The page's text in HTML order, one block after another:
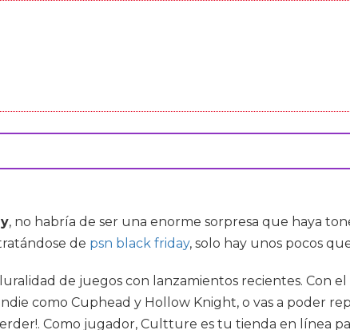
, no habría de ser una enorme sorpresa que haya
de psn black friday, solo hay unos pocos
de juegos con lanzamientos recientes. Con
como Cuphead y Hollow Knight, o vas a poder
Como jugador, Cultture es tu tienda en línea